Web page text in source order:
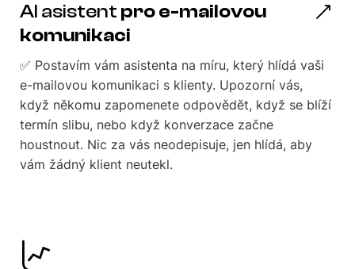
AI asistent pro e-mailovou
komunikaci
✅ Postavím vám asistenta na míru, který hlídá vaši
e-mailovou komunikaci s klienty. Upozorní vás,
když někomu zapomenete odpovědět, když se blíží
termín slibu, nebo když konverzace začne
houstnout. Nic za vás neodepisuje, jen hlídá, aby
vám žádný klient neutekl.